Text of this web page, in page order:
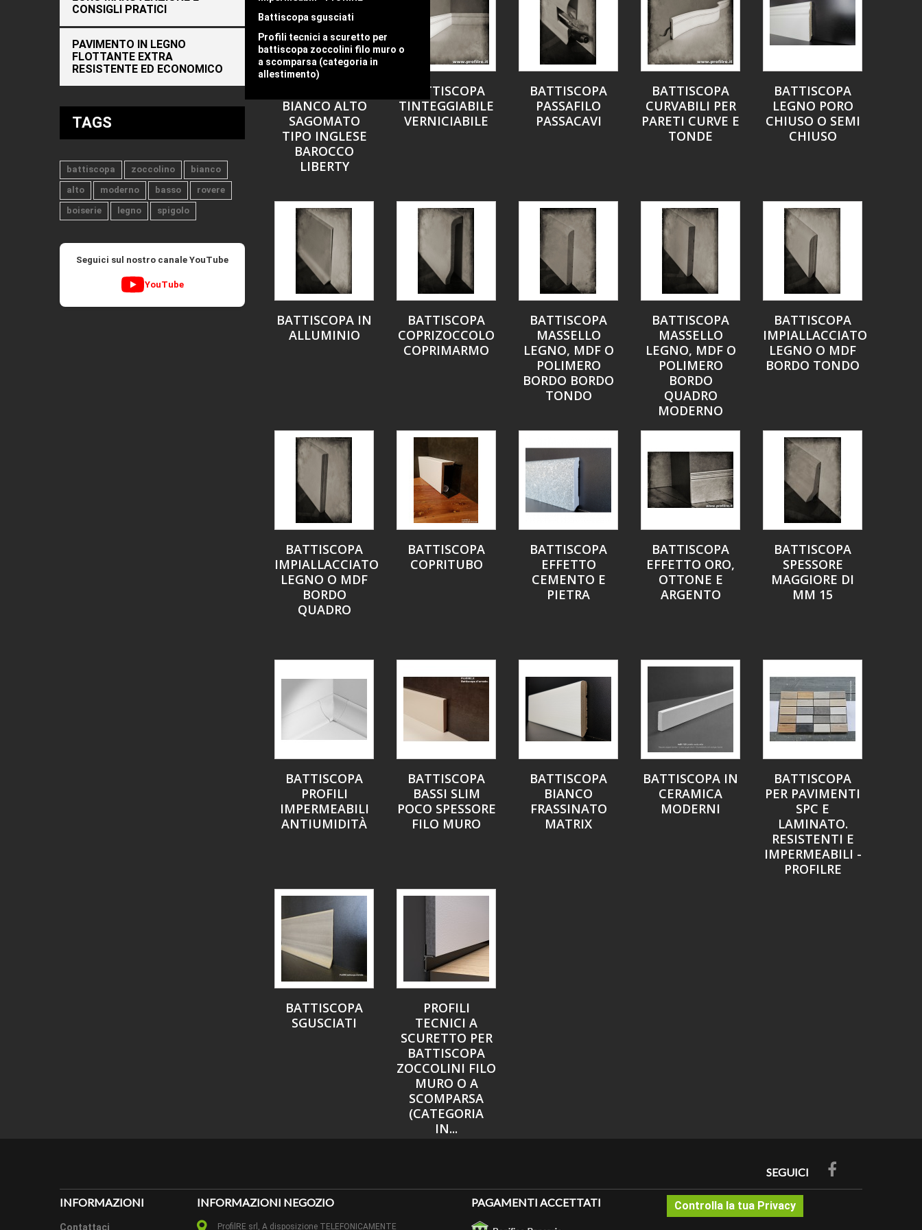
Battiscopa sgusciati
Profili tecnici a scuretto per
battiscopa zoccolini filo muro o
a scomparsa (categoria in
allestimento)
CONSIGLI PRATICI
PAVIMENTO IN LEGNO
FLOTTANTE EXTRA
RESISTENTE ED ECONOMICO
TAGS
battiscopa zoccolino
bianco
alto
moderno basso
rovere
boiserie
legno spigolo
Seguici sul nostro canale YouTube
YouTube
BIANCO ALTO
SAGOMATO
TIPO INGLESE
BAROCCO
LIBERTY
BATTISCOPA
TINTEGGIABILE
VERNICIABILE
BATTISCOPA
PASSAFILO
PASSACAVI
BATTISCOPA
CURVABILI PER
PARETI CURVE E
TONDE
BATTISCOPA
LEGNO PORO
CHIUSO O SEMI
CHIUSO
BATTISCOPA IN
ALLUMINIO
BATTISCOPA
COPRIZOCCOLO
COPRIMARMO
BATTISCOPA
MASSELLO
LEGNO, MDF O
POLIMERO
BORDO BORDO
TONDO
BATTISCOPA
MASSELLO
LEGNO, MDF O
POLIMERO
BORDO
QUADRO
MODERNO
BATTISCOPA
IMPIALLACCIATO
LEGNO O MDF
BORDO TONDO
BATTISCOPA
IMPIALLACCIATO
LEGNO O MDF
BORDO
QUADRO
BATTISCOPA
COPRITUBO
BATTISCOPA
EFFETTO
CEMENTO E
PIETRA
BATTISCOPA
EFFETTO ORO,
OTTONE E
ARGENTO
BATTISCOPA
SPESSORE
MAGGIORE DI
MM 15
BATTISCOPA
PROFILI
IMPERMEABILI
ANTIUMIDITÀ
BATTISCOPA
BASSI SLIM
POCO SPESSORE
FILO MURO
BATTISCOPA
BIANCO
FRASSINATO
MATRIX
BATTISCOPA IN
CERAMICA
MODERNI
BATTISCOPA
PER PAVIMENTI
SPC E
LAMINATO.
RESISTENTI E
IMPERMEABILI -
PROFILRE
BATTISCOPA
SGUSCIATI
PROFILI
TECNICI A
SCURETTO PER
BATTISCOPA
ZOCCOLINI FILO
MURO O A
SCOMPARSA
(CATEGORIA
IN...
SEGUICI
INFORMAZIONI
Contattaci
INFORMAZIONI NEGOZIO
ProfilRE srl, A disposizione TELEFONICAMENTE
PAGAMENTI ACCETTATI Controlla la tua Privacy